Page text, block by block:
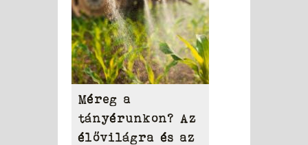
Méreg a
tányérunkon? Az
élővilágra és az